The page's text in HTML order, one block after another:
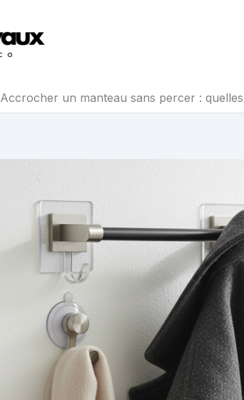
Accrocher un manteau sans percer :